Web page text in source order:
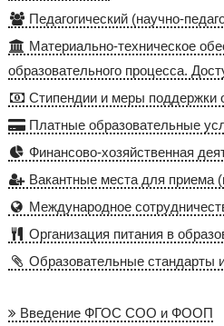
Педагогический (научно-
Материально-техническое
образовательного процесса.
Стипендии и меры поддержки
Платные образовательные
Финансово-хозяйственная
Вакантные места для приема
Международное
Организация питания в
Образовательные стандарты
Введение ФГОС СОО и ФООП